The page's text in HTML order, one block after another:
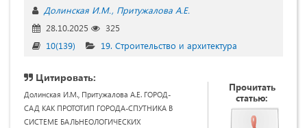
Долинская И.М. Притужалова А.Е.
28.10.2025
325
10(139)
19. Строительство и архитектура
Цитировать:
Долинская И.М., Притужалова А.Е. ГОРОД-
САД КАК ПРОТОТИП ГОРОДА-СПУТНИКА В
СИСТЕМЕ БАЛЬНЕОЛОГИЧЕСКИХ
Прочитать
статью: